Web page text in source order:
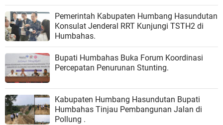
Pemerintah Kabupaten Humbang Hasundutan
Konsulat Jenderal RRT Kunjungi TSTH2 di
Humbahas.
Bupati Humbahas Buka Forum Koordinasi
Percepatan Penurunan Stunting.
Kabupaten Humbang Hasundutan Bupati
Humbahas Tinjau Pembangunan Jalan di
Pollung .